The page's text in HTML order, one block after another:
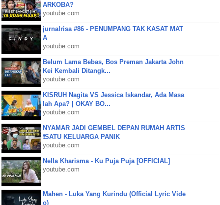
ARKOBA?
youtube.com
jurnalrisa #86 - PENUMPANG TAK KASAT MAT
A
youtube.com
Belum Lama Bebas, Bos Preman Jakarta John
Kei Kembali Ditangk...
youtube.com
KISRUH Nagita VS Jessica Iskandar, Ada Masa
lah Apa? | OKAY BO...
youtube.com
NYAMAR JADI GEMBEL DEPAN RUMAH ARTIS
❗SATU KELUARGA PANIK
youtube.com
Nella Kharisma - Ku Puja Puja [OFFICIAL]
youtube.com
Mahen - Luka Yang Kurindu (Official Lyric Vide
o)